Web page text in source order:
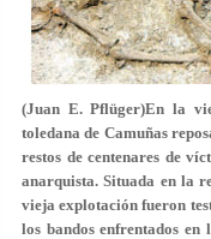
(Juan E. Pflüger)En la
toledana de Camuñas
restos de centenares de
anarquista. Situada en la
vieja explotación fueron
los bandos enfrentados